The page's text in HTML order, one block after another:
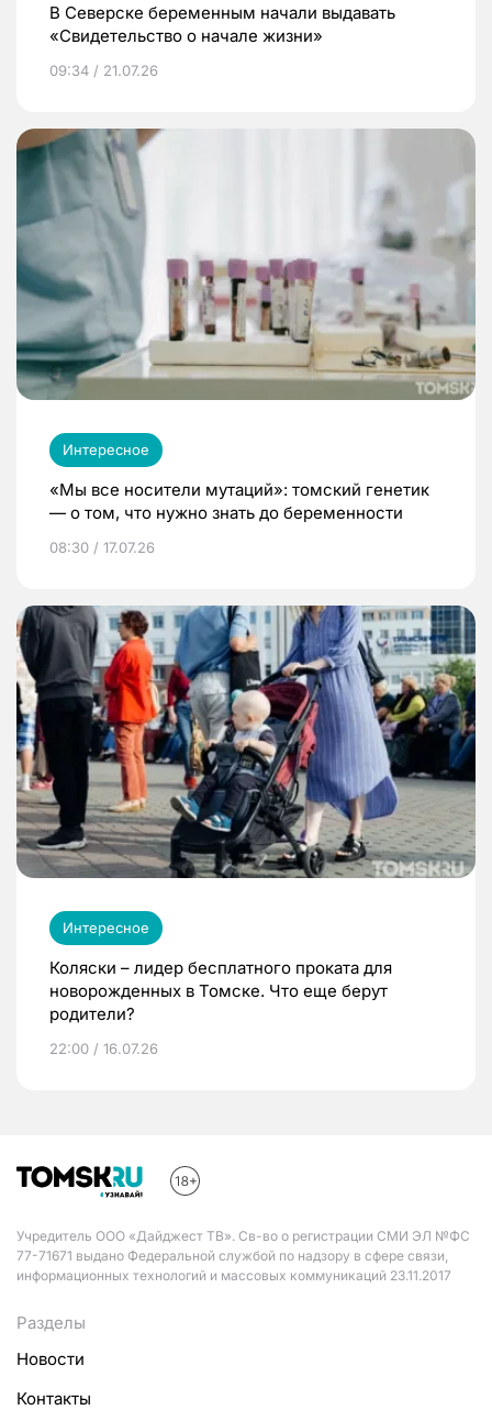
В Северске беременным начали выдавать
«Свидетельство о начале жизни»
09:34 / 21.07.26
Интересное
«Мы все носители мутаций»: томский генетик
— о том, что нужно знать до беременности
08:30 / 17.07.26
Интересное
Коляски – лидер бесплатного проката для
новорожденных в Томске. Что еще берут
родители?
22:00 / 16.07.26
Учредитель ООО «Дайджест ТВ». Св-во о регистрации СМИ ЭЛ №ФС
77-71671 выдано Федеральной службой по надзору в сфере связи,
информационных технологий и массовых коммуникаций 23.11.2017
Разделы
Новости
Контакты